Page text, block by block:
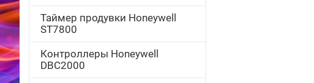
Таймер продувки Honeywell
ST7800
Контроллеры Honeywell
DBC2000